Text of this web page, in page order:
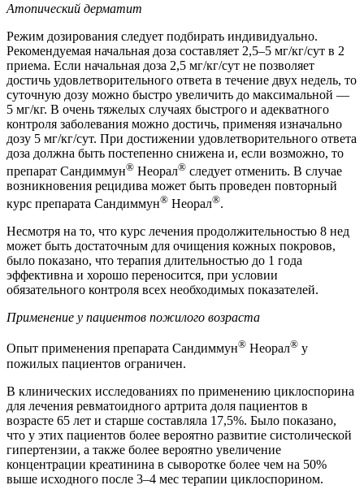
Атопический дерматит
Режим дозирования следует подбирать индивидуально.
Рекомендуемая начальная доза составляет 2,5–5 мг/кг/сут в 2
приема. Если начальная доза 2,5 мг/кг/сут не позволяет
достичь удовлетворительного ответа в течение двух недель, то
суточную дозу можно быстро увеличить до максимальной —
5 мг/кг. В очень тяжелых случаях быстрого и адекватного
контроля заболевания можно достичь, применяя изначально
дозу 5 мг/кг/сут. При достижении удовлетворительного ответа
доза должна быть постепенно снижена и, если возможно, то
препарат Сандиммун® Неорал® следует отменить. В случае
возникновения рецидива может быть проведен повторный
курс препарата Сандиммун® Неорал®.
Несмотря на то, что курс лечения продолжительностью 8 нед
может быть достаточным для очищения кожных покровов,
было показано, что терапия длительностью до 1 года
эффективна и хорошо переносится, при условии
обязательного контроля всех необходимых показателей.
Применение у пациентов пожилого возраста
Опыт применения препарата Сандиммун® Неорал® у
пожилых пациентов ограничен.
В клинических исследованиях по применению циклоспорина
для лечения ревматоидного артрита доля пациентов в
возрасте 65 лет и старше составляла 17,5%. Было показано,
что у этих пациентов более вероятно развитие систолической
гипертензии, а также более вероятно увеличение
концентрации креатинина в сыворотке более чем на 50%
выше исходного после 3–4 мес терапии циклоспорином.